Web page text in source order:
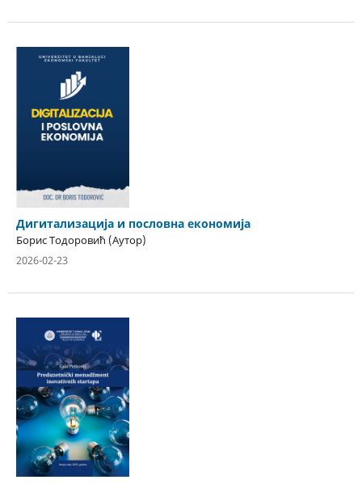
Дигитализација и пословна економија
Борис Тодоровић (Аутор)
2026-02-23